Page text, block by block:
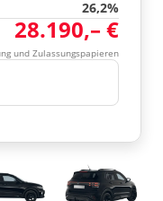
26,2%
28.190,– €
und Zulassungspapieren